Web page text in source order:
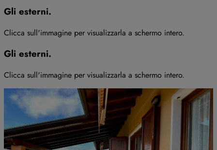
Gli esterni.
Clicca sull'immagine per visualizzarla a schermo intero.
Gli esterni.
Clicca sull'immagine per visualizzarla a schermo intero.